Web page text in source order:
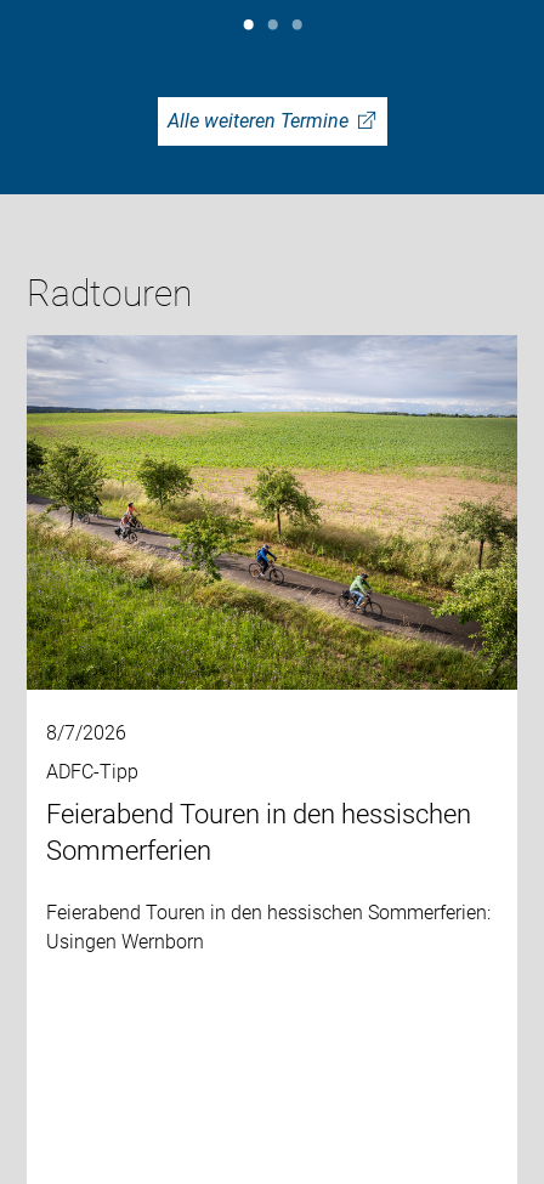
Alle weiteren Termine
Radtouren
8/7/2026
ADFC-Tipp
Feierabend Touren in den hessischen
Sommerferien
Feierabend Touren in den hessischen Sommerferien:
Usingen Wernborn